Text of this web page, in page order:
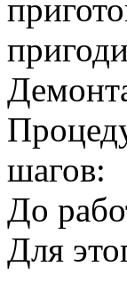
шагов:
До
Для